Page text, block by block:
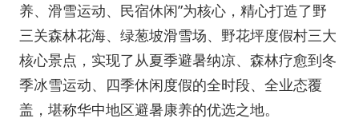
养、滑雪运动、民宿休闲”为核心，精心打造了野
三关森林花海、绿葱坡滑雪场、野花坪度假村三大
核心景点，实现了从夏季避暑纳凉、森林疗愈到冬
季冰雪运动、四季休闲度假的全时段、全业态覆
盖，堪称华中地区避暑康养的优选之地。